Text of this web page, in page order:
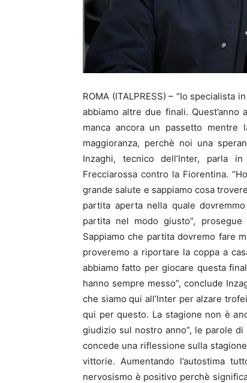
ROMA (ITALPRESS) – “Io
abbiamo altre due finali.
manca ancora un passetto
maggioranza, perchè noi una
Inzaghi, tecnico dell’Inter, parla
Frecciarossa contro la Fiorentina.
grande salute e sappiamo cosa
partita aperta nella quale
partita nel modo giusto”,
Sappiamo che partita dovremo fare
proveremo a riportare la coppa a
abbiamo fatto per giocare questa
hanno sempre messo”, conclude
che siamo qui all’Inter per alzare
qui per questo. La stagione non è
giudizio sul nostro anno”, le parole
concede una riflessione sulla
vittorie. Aumentando l’autostima
nervosismo è positivo perchè